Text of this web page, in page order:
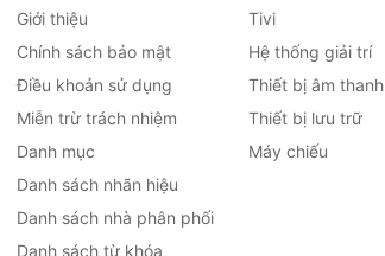
Giới thiệu
Chính sách bảo mật
Điều khoản sử dụng
Miễn trừ trách nhiệm
Danh mục
Danh sách nhãn hiệu
Danh sách nhà phân phối
Danh sách từ khóa
Tivi
Hệ thống giải trí
Thiết bị âm thanh
Thiết bị lưu trữ
Máy chiếu